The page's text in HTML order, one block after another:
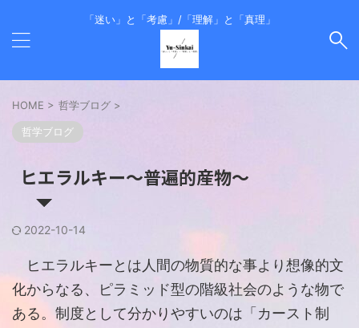
「迷い」と「考慮」/「理解」と「真理」
HOME > 哲学ブログ >
哲学ブログ
ヒエラルキー～普遍的産物～
2022-10-14
ヒエラルキーとは人間の物質的な事より想像的文
化からなる、ピラミッド型の階級社会のような物で
ある。制度として分かりやすいのは「カースト制